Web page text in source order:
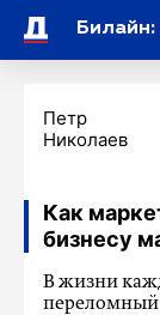
Петр
Николаев
Как
бизнесу
В жизни
переломный